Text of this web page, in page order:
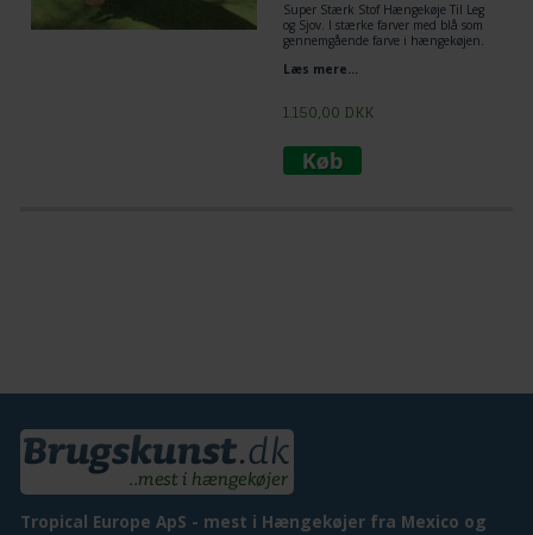
Super Stærk Stof Hængekøje Til Leg
og Sjov. I stærke farver med blå som
gennemgående farve i hængekøjen.
Læs mere...
1.150,00 DKK
Tropical Europe ApS - mest i Hængekøjer fra Mexico og